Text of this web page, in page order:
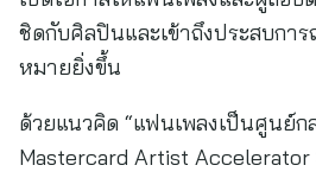
ชิดกับศิลปินและเข้าถึงประสบกา
หมายยิ่งขึ้น
ด้วยแนวคิด “แฟนเพลงเป็นศูนย์ก
Mastercard Artist Accelerator